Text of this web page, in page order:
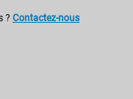
? Contactez-nous